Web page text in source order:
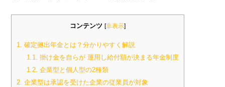
コンテンツ [非表示]
1. 確定拠出年金とは？分かりやすく解説
1.1. 掛け金を自らが 運用し給付額が決まる年金制度
1.2. 企業型と個人型の2種類
2. 企業型は承認を受けた企業の従業員が対象